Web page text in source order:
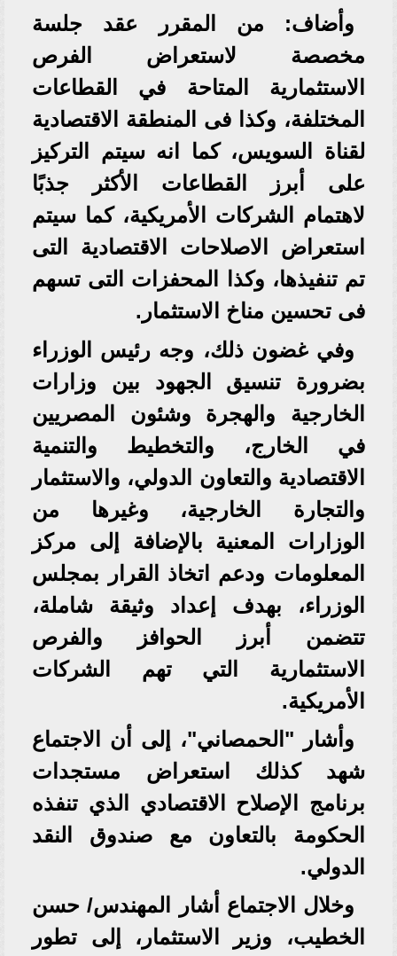
وأضاف: من المقرر عقد جلسة
مخصصة لاستعراض الفرص
الاستثمارية المتاحة في القطاعات
المختلفة، وكذا فى المنطقة الاقتصادية
لقناة السويس، كما انه سيتم التركيز
على أبرز القطاعات الأكثر جذبًا
لاهتمام الشركات الأمريكية، كما سيتم
استعراض الاصلاحات الاقتصادية التى
تم تنفيذها، وكذا المحفزات التى تسهم
فى تحسين مناخ الاستثمار.
وفي غضون ذلك، وجه رئيس الوزراء
بضرورة تنسيق الجهود بين وزارات
الخارجية والهجرة وشئون المصريين
في الخارج، والتخطيط والتنمية
الاقتصادية والتعاون الدولي، والاستثمار
والتجارة الخارجية، وغيرها من
الوزارات المعنية بالإضافة إلى مركز
المعلومات ودعم اتخاذ القرار بمجلس
الوزراء، بهدف إعداد وثيقة شاملة،
تتضمن أبرز الحوافز والفرص
الاستثمارية التي تهم الشركات
الأمريكية.
وأشار "الحمصاني"، إلى أن الاجتماع
شهد كذلك استعراض مستجدات
برنامج الإصلاح الاقتصادي الذي تنفذه
الحكومة بالتعاون مع صندوق النقد
الدولي.
وخلال الاجتماع أشار المهندس/ حسن
الخطيب، وزير الاستثمار، إلى تطور